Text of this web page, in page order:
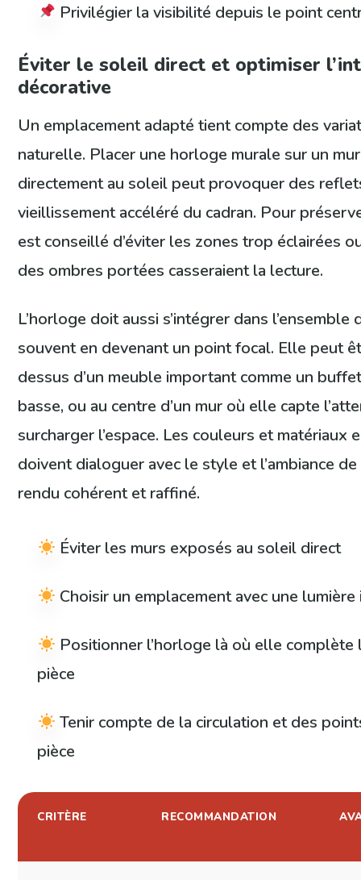
Privilégier la visibilité depuis le point
Éviter le soleil direct et optimiser
décorative
Un emplacement adapté tient compte des
naturelle. Placer une horloge murale sur un
directement au soleil peut provoquer des
vieillissement accéléré du cadran. Pour
est conseillé d’éviter les zones trop éclairées
des ombres portées casseraient la lecture.
L’horloge doit aussi s’intégrer dans l’ensemble
souvent en devenant un point focal. Elle peut
dessus d’un meuble important comme un
basse, ou au centre d’un mur où elle capte
surcharger l’espace. Les couleurs et matériaux
doivent dialoguer avec le style et l’ambiance
rendu cohérent et raffiné.
Éviter les murs exposés au soleil direct
Choisir un emplacement avec une
Positionner l’horloge là où elle complète
pièce
Tenir compte de la circulation et des
pièce
CRITÈRE RECOMMANDATION